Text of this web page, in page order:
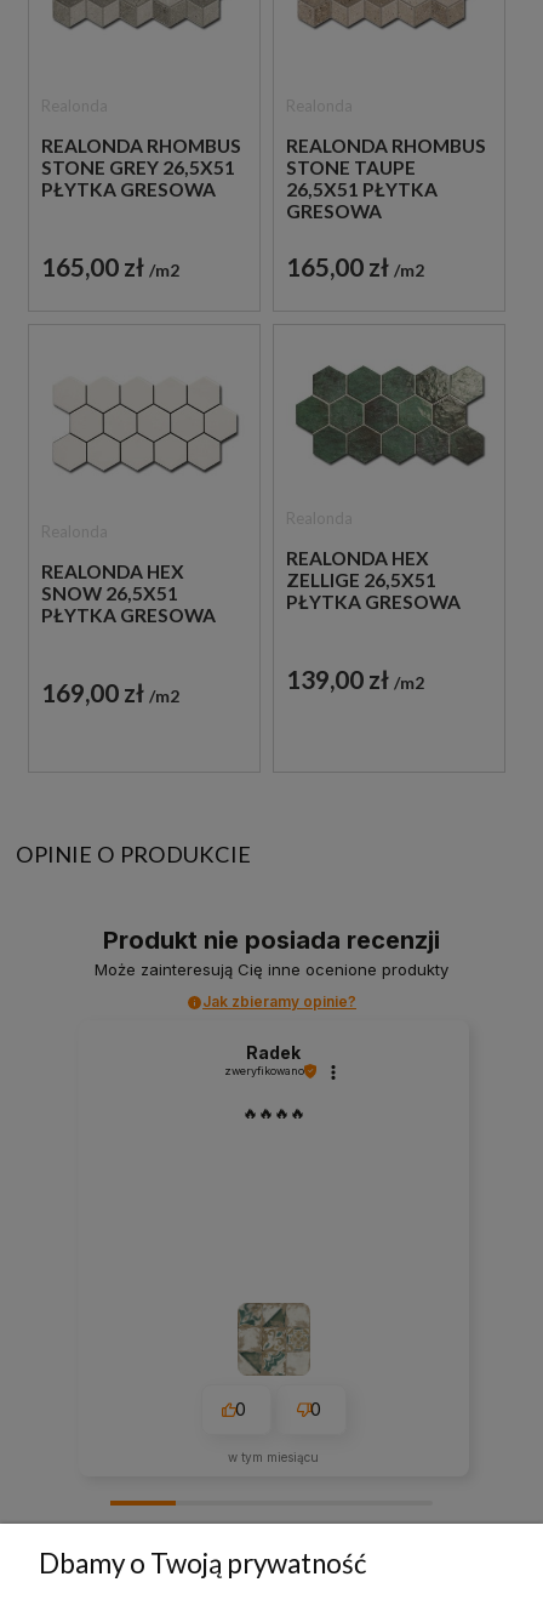
REALONDA RHOMBUS
STONE GREY 26,5X51
PŁYTKA GRESOWA
165,00 zł m2
REALONDA RHOMBUS
STONE TAUPE
26,5X51 PŁYTKA
GRESOWA
165,00 zł m2
REALONDA HEX
SNOW 26,5X51
PŁYTKA GRESOWA
169,00 zł m2
REALONDA HEX
ZELLIGE 26,5X51
PŁYTKA GRESOWA
139,00 zł m2
OPINIE O PRODUKCIE
Produkt nie posiada recenzji
Może zainteresują Cię inne ocenione produkty
Jak zbieramy opinie?
Radek
zweryfikowano
🔥🔥🔥🔥
0 0
w tym miesiącu
Dbamy o Twoją prywatność